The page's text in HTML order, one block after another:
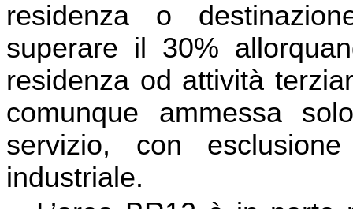
residenza o
superare il 30%
residenza od attività
comunque ammessa
servizio, con
industriale.